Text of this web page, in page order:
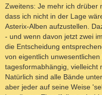
Zweitens: Je mehr ich drüber
dass ich nicht in der Lage
Asterix-Alben aufzustellen.
- und wenn davon jetzt zwei
die Entscheidung
von eigentlich
tagesformabhängig, vielleicht
Natürlich sind alle Bände
aber jeder auf seine Weise